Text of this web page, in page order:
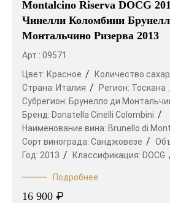
Montalcino Riserva DOCG
Чинелли Коломбини
Монтальчино Ризерва 2013
Арт.: 09571
Цвет: Красное Количество
Страна: Италия Регион: Тоскана
Субрегион: Брунелло ди
Бренд: Donatella Cinelli Colombini
Наименование вина: Brunello di
Сорт винограда: Санджовезе
Год: 2013 Классификация: DOCG
Подробнее
16 900 ₽